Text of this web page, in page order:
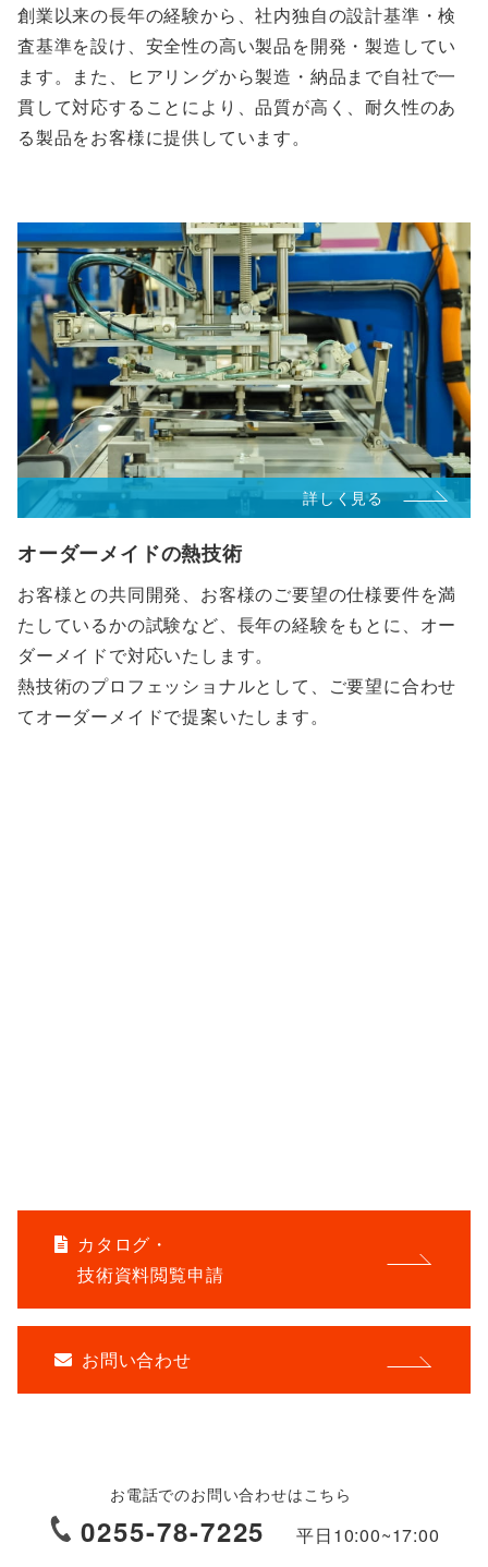
創業以来の長年の経験から、社内独自の設計基準・検
査基準を設け、安全性の高い製品を開発・製造してい
ます。また、ヒアリングから製造・納品まで自社で一
貫して対応することにより、品質が高く、耐久性のあ
る製品をお客様に提供しています。
詳しく見る
オーダーメイドの熱技術
お客様との共同開発、お客様のご要望の仕様要件を満
たしているかの試験など、長年の経験をもとに、オー
ダーメイドで対応いたします。
熱技術のプロフェッショナルとして、ご要望に合わせ
てオーダーメイドで提案いたします。
カタログ・
技術資料閲覧申請
お問い合わせ
お電話でのお問い合わせはこちら
0255-78-7225 平日10:00~17:00